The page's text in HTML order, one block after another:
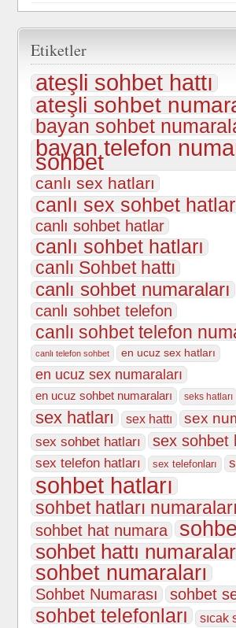
Etiketler
ateşli sohbet hattı
ateşli sohbet
bayan sohbet
bayan telefon
sohbet
canlı sex hatları
canlı sex sohbet
canlı sohbet hatlar
canlı sohbet hatları
canlı Sohbet hattı
canlı sohbet numaraları
canlı sohbet telefon
canlı sohbet telefon
canlı telefon sohbet en ucuz sex hatları
en ucuz sex numaraları
en ucuz sohbet numaraları seks hatları
sex hatları sex hattı sex
sex sohbet hatları sex sohbet
sex telefon hatları sex telefonları
sohbet hatları
sohbet hatları numaraları
sohbet hat numara
sohbet hattı
sohbet numaraları
Sohbet Numarası sohbet
sohbet telefonları sıcak